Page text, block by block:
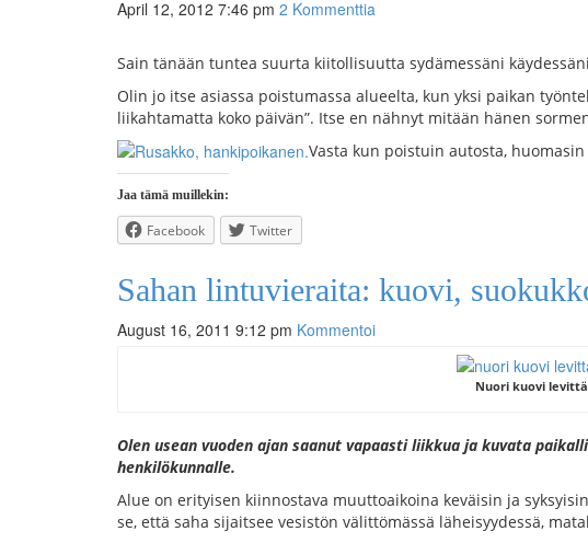
April 12, 2012 7:46 pm 2 Kommenttia
Sain tänään tuntea suurta kiitollisuutta sydämessäni
Olin jo itse asiassa poistumassa alueelta, kun yksi paikan
liikahtamatta koko päivän”. Itse en nähnyt mitään hänen
Vasta kun poistuin autosta,
Jaa tämä muillekin:
Facebook Twitter
Sahan lintuvieraita: kuovi,
August 16, 2011 9:12 pm Kommentoi
Nuori kuovi
Olen usean vuoden ajan saanut vapaasti liikkua ja kuvata
henkilökunnalle.
Alue on erityisen kiinnostava muuttoaikoina keväisin ja
se, että saha sijaitsee vesistön välittömässä läheisyydessä,